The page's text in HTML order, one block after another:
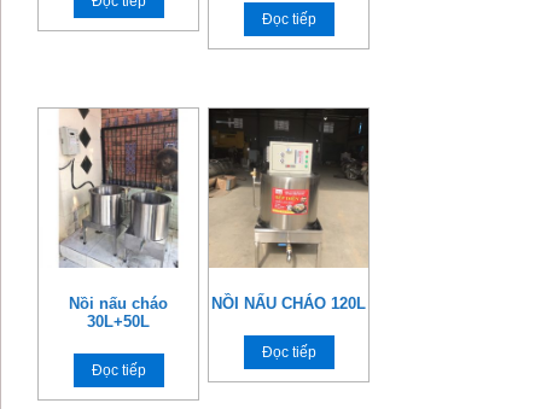
Đọc tiếp
Nồi nấu cháo
30L+50L
Đọc tiếp
NỒI NẤU CHÁO 120L
Đọc tiếp